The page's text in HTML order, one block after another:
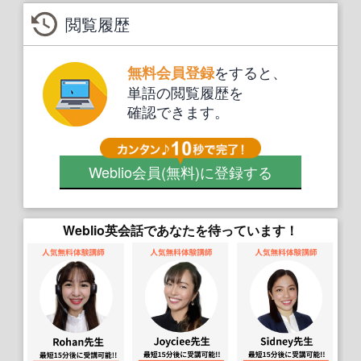
閲覧履歴
無料会員登録をすると、
単語の閲覧履歴を
確認できます。
Weblio会員(無料)に登録する
Weblio英会話であなたを待っています！